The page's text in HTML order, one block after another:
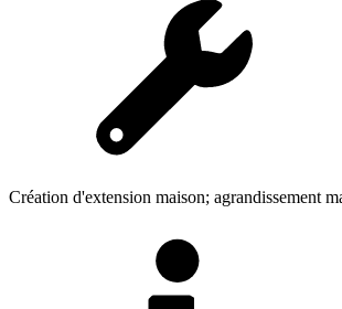
Création d'extension maison; agrandissement